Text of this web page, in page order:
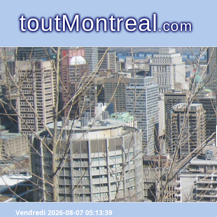
toutMontreal.com
Vendredi 2026-08-07 05:13:39